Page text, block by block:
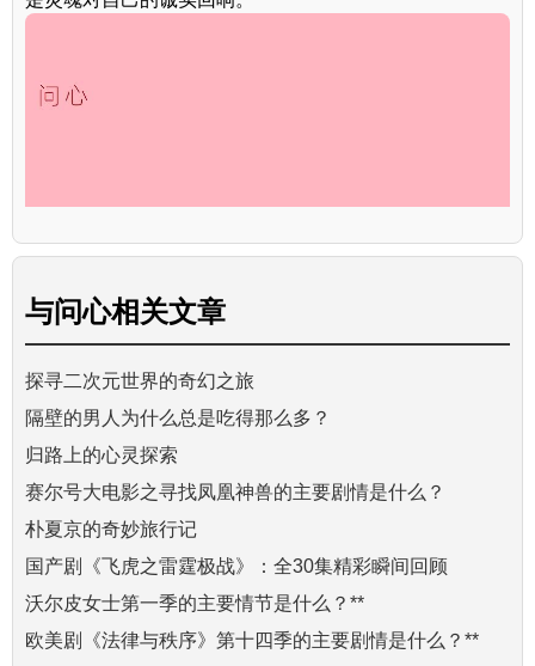
与问心相关文章
探寻二次元世界的奇幻之旅
隔壁的男人为什么总是吃得那么多？
归路上的心灵探索
赛尔号大电影之寻找凤凰神兽的主要剧情是什么？
朴夏京的奇妙旅行记
国产剧《飞虎之雷霆极战》：全30集精彩瞬间回顾
沃尔皮女士第一季的主要情节是什么？**
欧美剧《法律与秩序》第十四季的主要剧情是什么？**